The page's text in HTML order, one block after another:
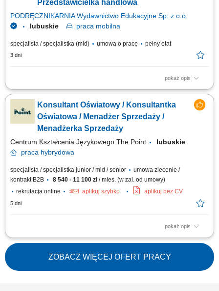
Przedstawicielka handlowa
PODRĘCZNIKARNIA Wydawnictwo Edukacyjne Sp. z o.o.
lubuskie
praca mobilna
specjalista / specjalistka (mid) umowa o pracę pełny etat
3 dni
pokaż opis
Twoje zadania aktywne pozyskiwanie nowych klientów i rozwijanie relacji
z obecnymi placówkami, prowadzenie spotkań i prezentacji
sprzedażowych u klientów, sprzedaż pakietów edukacyjnych, pomocy
dydaktycznych, zabawek, elektroniki i wybranych usług, przygotowywanie
ofert dopasowanych do...
Konsultant Oświatowy / Konsultantka
Oświatowa / Menadżer Sprzedaży /
Menadżerka Sprzedaży
Centrum Kształcenia Językowego The Point
lubuskie
praca hybrydowa
specjalista / specjalistka junior / mid / senior
umowa zlecenie /
kontrakt B2B
8 540 - 11 100 zł/ mies. (w zal. od umowy)
rekrutacja online
aplikuj szybko aplikuj bez CV
5 dni
pokaż opis
Czym zajmuje się Konsultant Oświatowy / Konsultantka Oświatowa?
Przedstawianiem naszej oferty edukacyjnej społeczności
szkolnej/akademickiej na spotkaniach w placówkach oświatowych
umówionych przez The Point. Umawianiem i przeprowadzaniem rozmów
online z osobami, które są zainteresowane...
ZOBACZ WIĘCEJ OFERT PRACY